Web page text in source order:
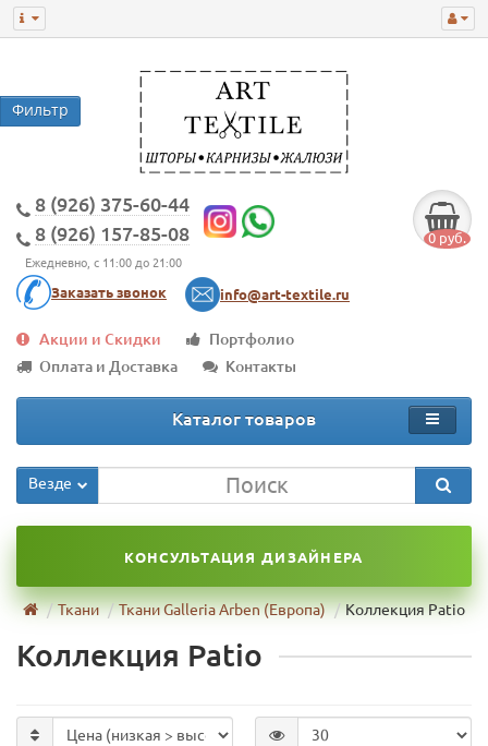
8 (926) 375-60-44
8 (926) 157-85-08
Ежедневно, с 11:00 до 21:00
Заказать звонок info@art-textile.ru
0 руб.
Акции и Скидки
Портфолио
Оплата и Доставка
Контакты
Каталог товаров
Везде
КОНСУЛЬТАЦИЯ ДИЗАЙНЕРА
Ткани Ткани Galleria Arben (Европа) Коллекция Patio
Коллекция Patio